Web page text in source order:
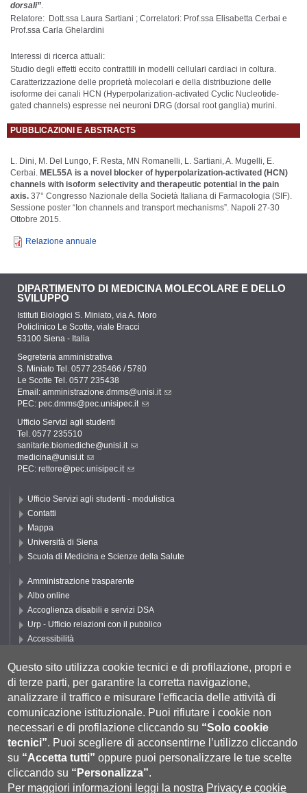
dorsali”.
Relatore: Dott.ssa Laura Sartiani ; Correlatori: Prof.ssa Elisabetta Cerbai e
Prof.ssa Carla Ghelardini
Interessi di ricerca attuali:
Studio degli effetti eccito contrattili in modelli cellulari cardiaci in coltura.
Caratterizzazione delle proprietà molecolari e della distribuzione delle
isoforme dei canali HCN (Hyperpolarization-activated Cyclic Nucleotide-
gated channels) espresse nei neuroni DRG (dorsal root ganglia) murini.
PUBBLICAZIONI E ABSTRACTS
L. Dini, M. Del Lungo, F. Resta, MN Romanelli, L. Sartiani, A. Mugelli, E.
Cerbai. MEL55A is a novel blocker of hyperpolarization-activated (HCN)
channels with isoform selectivity and therapeutic potential in the pain
axis. 37° Congresso Nazionale della Società Italiana di Farmacologia (SIF).
Sessione poster “Ion channels and transport mechanisms”. Napoli 27-30
Ottobre 2015.
Relazione annuale
DIPARTIMENTO DI MEDICINA MOLECOLARE E DELLO
SVILUPPO
Istituti Biologici S. Miniato, via A. Moro
Policlinico Le Scotte, viale Bracci
53100 Siena - Italia
Segreteria amministrativa
S. Miniato Tel. 0577 235466 / 5780
Le Scotte Tel. 0577 235438
Email: amministrazione.dmms@unisi.it
PEC: pec.dmms@pec.unisipec.it
Ufficio Servizi agli studenti
Tel. 0577 235510
sanitarie.biomediche@unisi.it
medicina@unisi.it
PEC: rettore@pec.unisipec.it
Ufficio Servizi agli studenti - modulistica
Contatti
Mappa
Università di Siena
Scuola di Medicina e Scienze della Salute
Amministrazione trasparente
Albo online
Accoglienza disabili e servizi DSA
Urp - Ufficio relazioni con il pubblico
Accessibilità
Cookie settings
Segui UNISI
Questo sito utilizza cookie tecnici e di profilazione, propri e
di terze parti, per garantire la corretta navigazione,
analizzare il traffico e misurare l'efficacia delle attività di
comunicazione istituzionale. Puoi rifiutare i cookie non
necessari e di profilazione cliccando su “Solo cookie
tecnici”. Puoi scegliere di acconsentirne l’utilizzo cliccando
su “Accetta tutti” oppure puoi personalizzare le tue scelte
cliccando su “Personalizza”.
Per maggiori informazioni leggi la nostra Privacy e cookie